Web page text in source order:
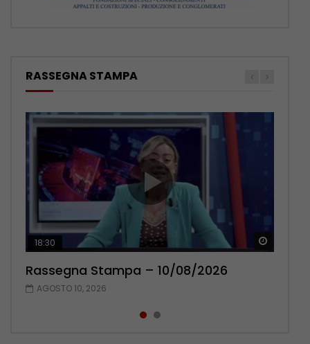
RASSEGNA STAMPA
18:30
Rassegna Stampa – 10/08/2026
AGOSTO 10, 2026
20:13
Rassegna Stampa – 09/08/2026
AGOSTO 9, 2026